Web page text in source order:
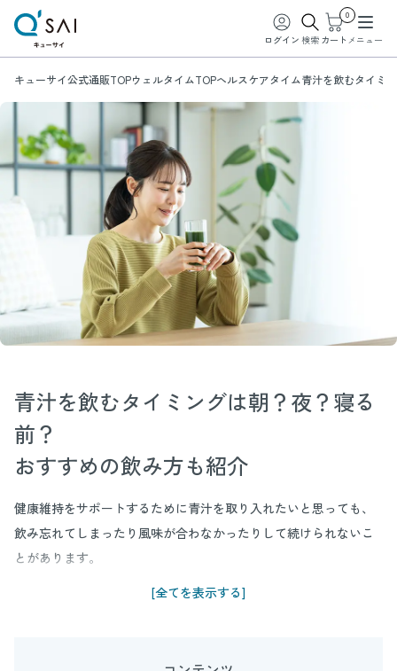
ログイン 検索
0
カート メニュー
キューサイ公式通販TOPウェルタイムTOPヘルスケアタイム青汁を飲むタイミ
青汁を飲むタイミングは朝？夜？寝る
前？
おすすめの飲み方も紹介
健康維持をサポートするために青汁を取り入れたいと思っても、
飲み忘れてしまったり風味が合わなかったりして続けられないこ
とがあります。
[全てを表示する]